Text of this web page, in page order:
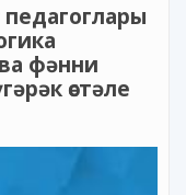
фәнни
өстәле